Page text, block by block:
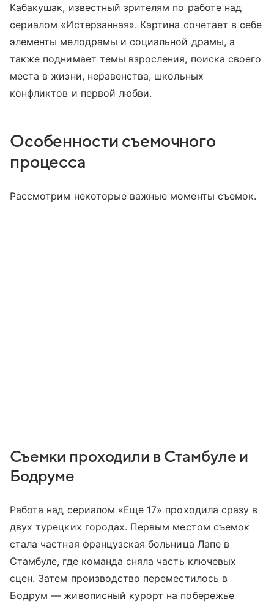
Кабакушак, известный зрителям по работе над
сериалом «Истерзанная». Картина сочетает в себе
элементы мелодрамы и социальной драмы, а
также поднимает темы взросления, поиска своего
места в жизни, неравенства, школьных
конфликтов и первой любви.
Особенности съемочного
процесса
Рассмотрим некоторые важные моменты съемок.
Съемки проходили в Стамбуле и
Бодруме
Работа над сериалом «Еще 17» проходила сразу в
двух турецких городах. Первым местом съемок
стала частная французская больница Лапе в
Стамбуле, где команда сняла часть ключевых
сцен. Затем производство переместилось в
Бодрум — живописный курорт на побережье